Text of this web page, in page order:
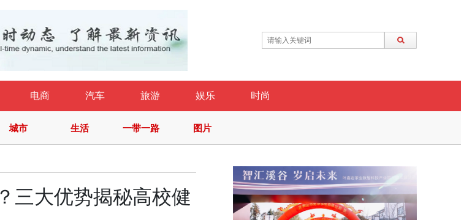
电商 汽车 旅游 娱乐 时尚
城市 生活 一带一路 图片
三大优势揭秘高校健